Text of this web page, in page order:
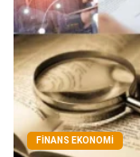
FINANS EKONOMI